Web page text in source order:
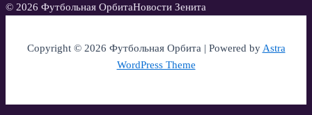
© 2026 Футбольная ОрбитаНовости Зенита
Copyright © 2026 Футбольная Орбита | Powered byAstra
WordPress Theme